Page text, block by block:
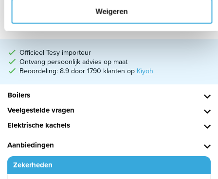
Weigeren
Op voorraad
Officieel Tesy importeur
Ontvang persoonlijk advies op maat
Beoordeling: 8.9 door 1790 klanten opKiyoh
Boilers
Veelgestelde vragen
Elektrische kachels
Aanbiedingen
Zekerheden